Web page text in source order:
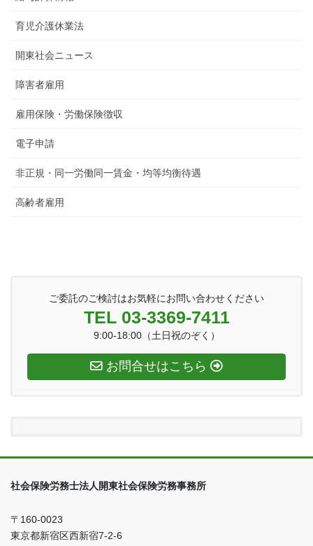
育児介護休業法
開東社会ニュース
障害者雇用
雇用保険・労働保険徴収
電子申請
非正規・同一労働同一賃金・均等均衡待遇
高齢者雇用
ご委託のご検討はお気軽にお問い合わせください
TEL 03-3369-7411
9:00-18:00（土日祝のぞく）
お問合せはこちら
社会保険労務士法人開東社会保険労務事務所
〒160-0023
東京都新宿区西新宿7-2-6